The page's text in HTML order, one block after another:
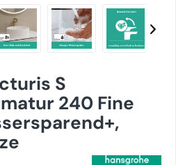
S
240 Fine